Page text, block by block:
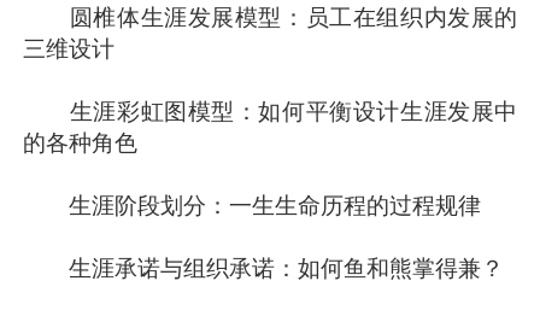
圆椎体生涯发展模型：员工在组织内发展的
三维设计
生涯彩虹图模型：如何平衡设计生涯发展中
的各种角色
生涯阶段划分：一生生命历程的过程规律
生涯承诺与组织承诺：如何鱼和熊掌得兼？